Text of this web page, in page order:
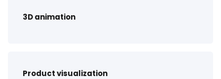
3D animation
Product visualization